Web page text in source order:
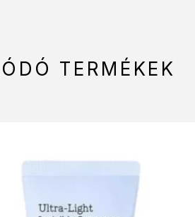
TERMÉKEK